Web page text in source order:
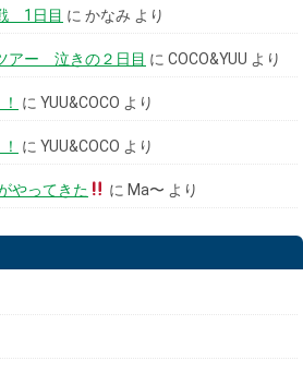
1日目 に かなみ より
アー 泣きの２日目 に COCO&YUU より
に YUU&COCO より
に YUU&COCO より
やってきた に Ma〜 より